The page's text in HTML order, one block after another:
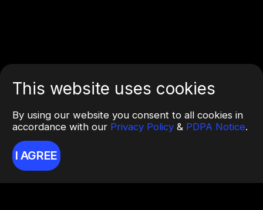
This website uses cookies
By using our website you consent to all cookies in
accordance with our Privacy Policy & PDPA Notice.
I AGREE